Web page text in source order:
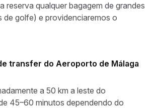
reserva qualquer bagagem de grandes
de golfe) e providenciaremos o
transfer do Aeroporto de Málaga
a 50 km a leste do
45–60 minutos dependendo do